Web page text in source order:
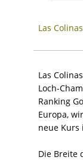
Las
Las
Loch-
Ranking
Europa,
neue Kurs
Die Breite